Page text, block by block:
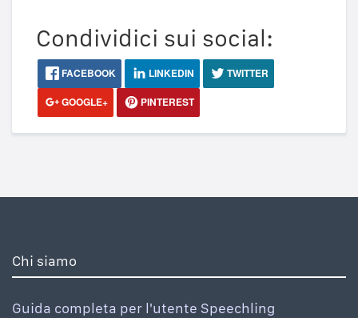
Condividici sui social:
FACEBOOK LINKEDIN
TWITTER
GOOGLE+
PINTEREST
Chi siamo
Guida completa per l'utente Speechling